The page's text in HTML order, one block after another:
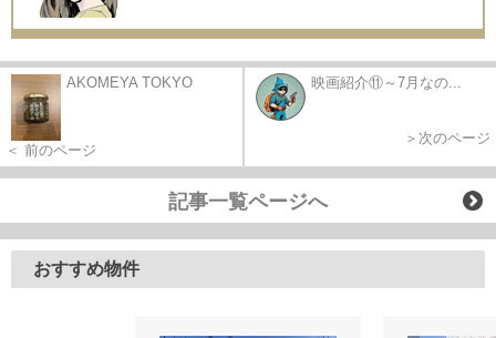
AKOMEYA TOKYO
＜ 前のページ
映画紹介⑪～7月なの...
＞次のページ
記事一覧ページへ
おすすめ物件